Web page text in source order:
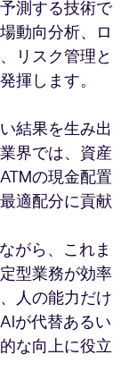
測する技術で
動向分析、ロ
リスク管理と
揮します。
結果を生み出
界では、資産
の現金配置
適配分に貢献
がら、これま
型業務が効率
人の能力だけ
が代替あるい
な向上に役立